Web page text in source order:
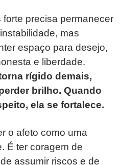
precisa permanecer
mas
espaço para desejo,
e liberdade.
rígido demais,
brilho. Quando
ela se fortalece.
o afeto como uma
É ter coragem de
assumir riscos e de